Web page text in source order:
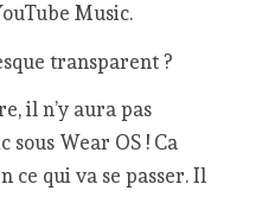
Music.
transparent ?
il n’y aura pas
sous Wear OS ! Ca
ce qui va se passer. Il